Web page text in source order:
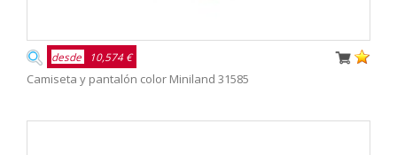
desde 10,574 €
Camiseta y pantalón color Miniland 31585